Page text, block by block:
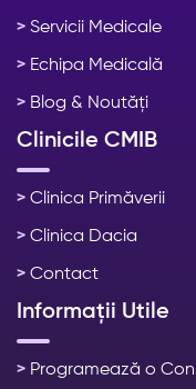
> Servicii Medicale
> Echipa Medicală
> Blog & Noutăți
Clinicile CMIB
> Clinica Primăverii
> Clinica Dacia
> Contact
Informații Utile
> Programează o